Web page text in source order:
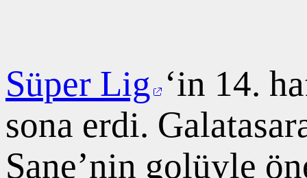
Süper Lig ‘in 14.
sona erdi.
Sane’nin golüyle